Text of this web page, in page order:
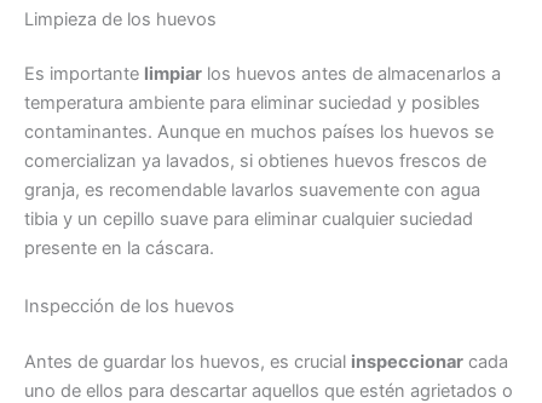
Limpieza de los huevos
Es importante limpiar los huevos antes de almacenarlos a
temperatura ambiente para eliminar suciedad y posibles
contaminantes. Aunque en muchos países los huevos se
comercializan ya lavados, si obtienes huevos frescos de
granja, es recomendable lavarlos suavemente con agua
tibia y un cepillo suave para eliminar cualquier suciedad
presente en la cáscara.
Inspección de los huevos
Antes de guardar los huevos, es crucial inspeccionar cada
uno de ellos para descartar aquellos que estén agrietados o